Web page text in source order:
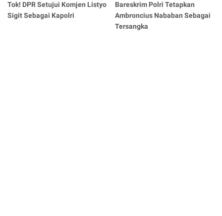
Tok! DPR Setujui Komjen Listyo
Sigit Sebagai Kapolri
Bareskrim Polri Tetapkan
Ambroncius Nababan Sebagai
Tersangka